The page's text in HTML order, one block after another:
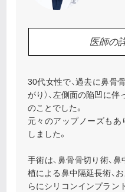
医師の
30代女性で、過去に鼻骨
がり）、左側面の陥凹に
のことでした。
元々のアップノーズもあ
しました。
手術は、鼻骨骨切り術、
植による鼻中隔延長術、
らにシリコンインプラン